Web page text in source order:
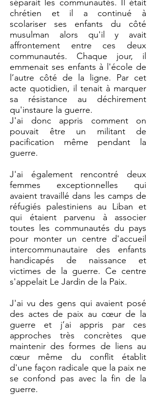
séparait les communautés. Il était
chrétien et il a continué à
scolariser ses enfants du côté
musulman alors qu'il y avait
affrontement entre ces deux
communautés. Chaque jour, il
emmenait ses enfants à l'école de
l’autre côté de la ligne. Par cet
acte quotidien, il tenait à marquer
sa résistance au déchirement
qu'instaure la guerre.
J'ai donc appris comment on
pouvait être un militant de
pacification même pendant la
guerre.
J'ai également rencontré deux
femmes exceptionnelles qui
avaient travaillé dans les camps de
réfugiés palestiniens au Liban et
qui étaient parvenu à associer
toutes les communautés du pays
pour monter un centre d'accueil
intercommunautaire des enfants
handicapés de naissance et
victimes de la guerre. Ce centre
s'appelait Le Jardin de la Paix.
J'ai vu des gens qui avaient posé
des actes de paix au cœur de la
guerre et j’ai appris par ces
approches très concrètes que
maintenir des formes de liens au
cœur même du conflit établit
d'une façon radicale que la paix ne
se confond pas avec la fin de la
guerre.